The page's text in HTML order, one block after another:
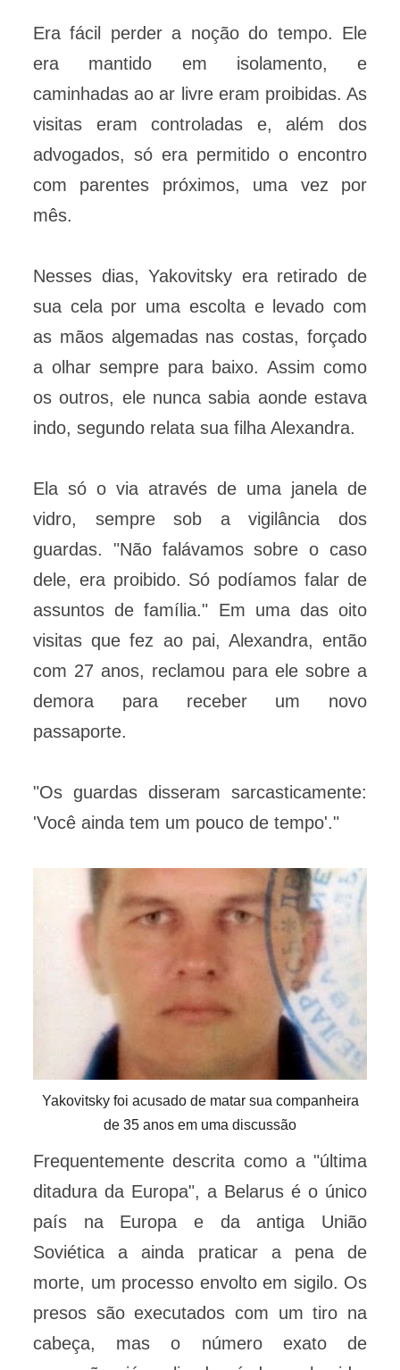
Era fácil perder a noção do tempo. Ele
era mantido em isolamento, e
caminhadas ao ar livre eram proibidas. As
visitas eram controladas e, além dos
advogados, só era permitido o encontro
com parentes próximos, uma vez por
mês.
Nesses dias, Yakovitsky era retirado de
sua cela por uma escolta e levado com
as mãos algemadas nas costas, forçado
a olhar sempre para baixo. Assim como
os outros, ele nunca sabia aonde estava
indo, segundo relata sua filha Alexandra.
Ela só o via através de uma janela de
vidro, sempre sob a vigilância dos
guardas. "Não falávamos sobre o caso
dele, era proibido. Só podíamos falar de
assuntos de família." Em uma das oito
visitas que fez ao pai, Alexandra, então
com 27 anos, reclamou para ele sobre a
demora para receber um novo
passaporte.
"Os guardas disseram sarcasticamente:
'Você ainda tem um pouco de tempo'."
Yakovitsky foi acusado de matar sua companheira
de 35 anos em uma discussão
Frequentemente descrita como a "última
ditadura da Europa", a Belarus é o único
país na Europa e da antiga União
Soviética a ainda praticar a pena de
morte, um processo envolto em sigilo. Os
presos são executados com um tiro na
cabeça, mas o número exato de